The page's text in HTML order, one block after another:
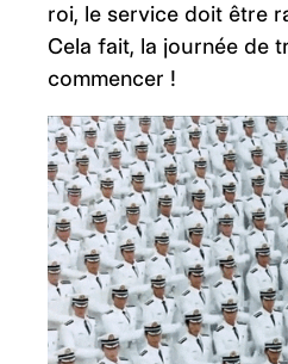
roi, le service doit être
Cela fait, la journée de
commencer !